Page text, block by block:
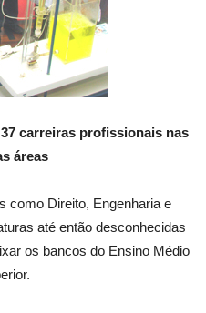
carreiras profissionais nas
áreas
como Direito, Engenharia e
até então desconhecidas
os bancos do Ensino Médio